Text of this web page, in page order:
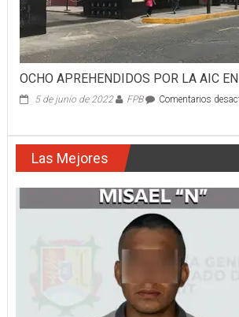
OCHO APREHENDIDOS POR LA AIC
5 de junio de 2022 FPB Comentarios
Las Mejores